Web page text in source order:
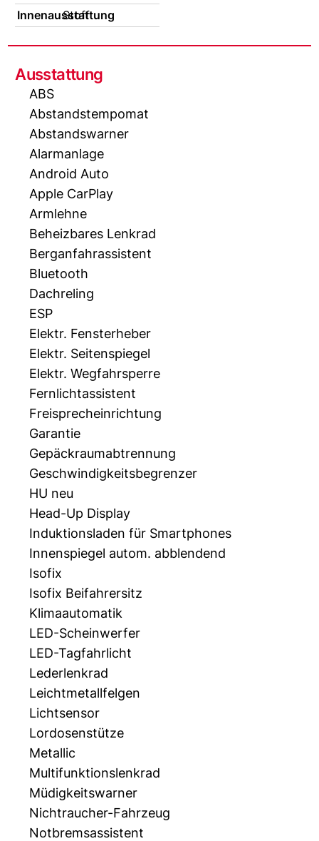
Innenausstattung
Stoff
Ausstattung
ABS
Abstandstempomat
Abstandswarner
Alarmanlage
Android Auto
Apple CarPlay
Armlehne
Beheizbares Lenkrad
Berganfahrassistent
Bluetooth
Dachreling
ESP
Elektr. Fensterheber
Elektr. Seitenspiegel
Elektr. Wegfahrsperre
Fernlichtassistent
Freisprecheinrichtung
Garantie
Gepäckraumabtrennung
Geschwindigkeitsbegrenzer
HU neu
Head-Up Display
Induktionsladen für Smartphones
Innenspiegel autom. abblendend
Isofix
Isofix Beifahrersitz
Klimaautomatik
LED-Scheinwerfer
LED-Tagfahrlicht
Lederlenkrad
Leichtmetallfelgen
Lichtsensor
Lordosenstütze
Metallic
Multifunktionslenkrad
Müdigkeitswarner
Nichtraucher-Fahrzeug
Notbremsassistent